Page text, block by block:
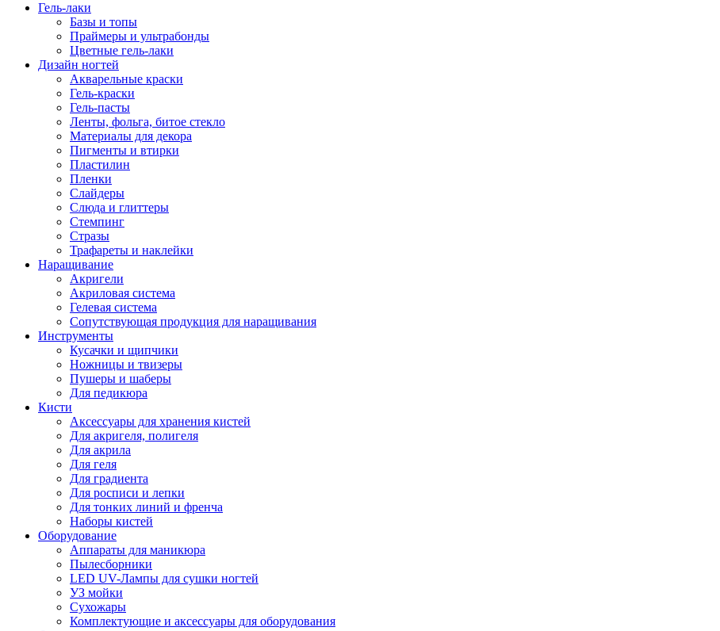
Гель-лаки
Базы и топы
Праймеры и ультрабонды
Цветные гель-лаки
Дизайн ногтей
Акварельные краски
Гель-краски
Гель-пасты
Ленты, фольга, битое стекло
Материалы для декора
Пигменты и втирки
Пластилин
Пленки
Слайдеры
Слюда и глиттеры
Стемпинг
Стразы
Трафареты и наклейки
Наращивание
Акригели
Акриловая система
Гелевая система
Сопутствующая продукция для наращивания
Инструменты
Кусачки и щипчики
Ножницы и твизеры
Пушеры и шаберы
Для педикюра
Кисти
Аксессуары для хранения кистей
Для акригеля, полигеля
Для акрила
Для геля
Для градиента
Для росписи и лепки
Для тонких линий и френча
Наборы кистей
Оборудование
Аппараты для маникюра
Пылесборники
LED UV-Лампы для сушки ногтей
УЗ мойки
Сухожары
Комплектующие и аксессуары для оборудования